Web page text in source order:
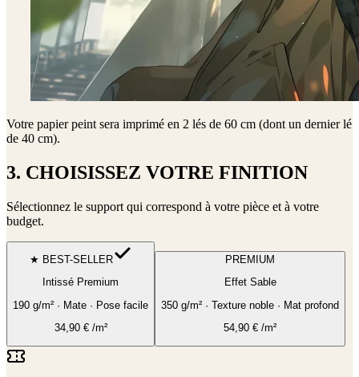
Votre papier peint sera imprimé en 2 lés de 60 cm (dont un dernier lé
de 40 cm).
3. CHOISISSEZ VOTRE FINITION
Sélectionnez le support qui correspond à votre pièce et à votre
budget.
★ BEST-SELLER
Intissé Premium
190 g/m² · Mate · Pose facile
34,90€/m²
PREMIUM
Effet Sable
350 g/m² · Texture noble · Mat profond
54,90 € /m²